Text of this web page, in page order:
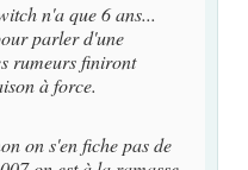
n'a que 6 ans...
parler d'une
rumeurs finiront
à force.
on s'en fiche pas de